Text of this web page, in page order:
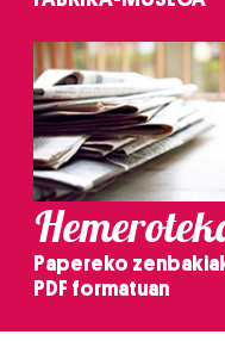
Papereko
PDF formatuan